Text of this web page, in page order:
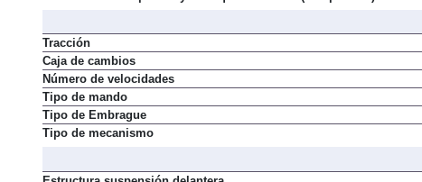
Tracción
Caja de cambios
Número de velocidades
Tipo de mando
Tipo de Embrague